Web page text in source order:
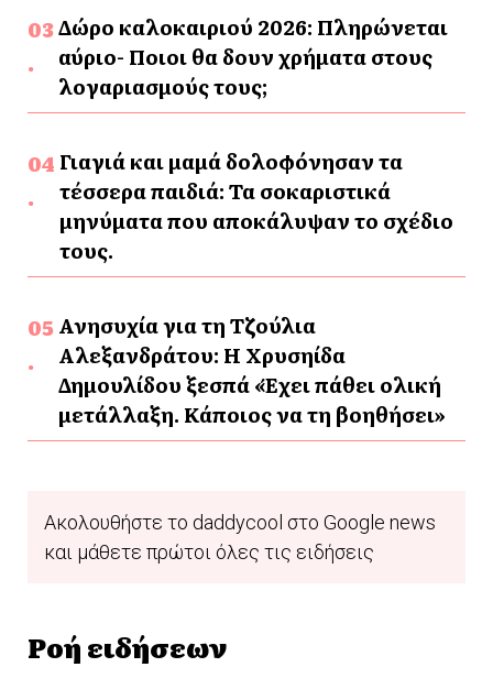
Δώρο καλοκαιριού 2026: Πληρώνεται
αύριο- Ποιοι θα δουν χρήματα στους
λογαριασμούς τους;
Γιαγιά και μαμά δολοφόνησαν τα
τέσσερα παιδιά: Τα σοκαριστικά
μηνύματα που αποκάλυψαν το σχέδιο
τους.
Ανησυχία για τη Τζούλια
Αλεξανδράτου: Η Χρυσηίδα
Δημουλίδου ξεσπά «Έχει πάθει ολική
μετάλλαξη. Κάποιος να τη βοηθήσει»
Ακολουθήστε το daddycool στο Google news
και μάθετε πρώτοι όλες τις ειδήσεις
Ροή ειδήσεων